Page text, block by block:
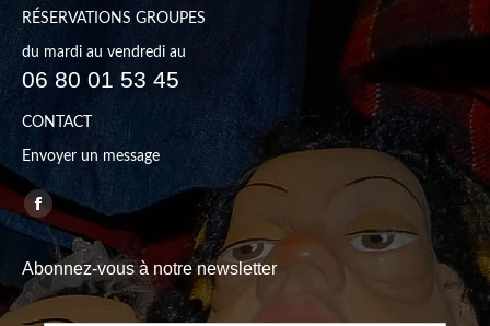
RÉSERVATIONS GROUPES
du mardi au vendredi au
06 80 01 53 45
CONTACT
Envoyer un message
Trouvez nous sur :
Facebook
page
opens
in
Abonnez-vous à notre newsletter